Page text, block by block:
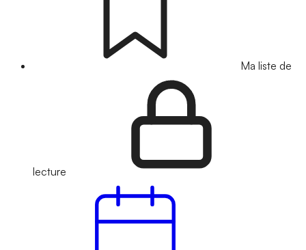
Ma liste de
lecture